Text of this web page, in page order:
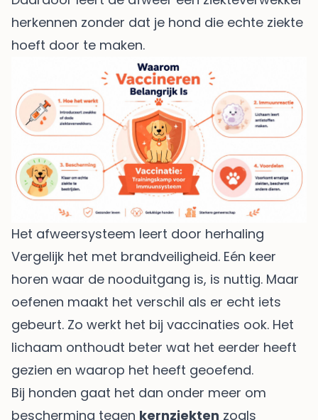
herkennen zonder dat je hond die echte ziekte
hoeft door te maken.
Het afweersysteem leert door herhaling
Vergelijk het met brandveiligheid. Eén keer
horen waar de nooduitgang is, is nuttig. Maar
oefenen maakt het verschil als er echt iets
gebeurt. Zo werkt het bij vaccinaties ook. Het
lichaam onthoudt beter wat het eerder heeft
gezien en waarop het heeft geoefend.
Bij honden gaat het dan onder meer om
bescherming tegen kernziekten zoals